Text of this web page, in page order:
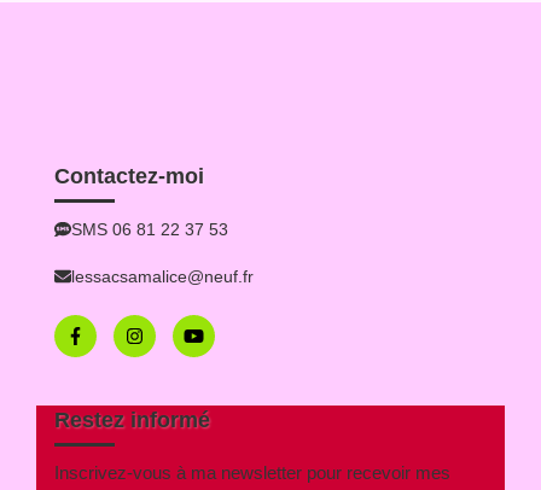
Contactez-moi
SMS 06 81 22 37 53
lessacsamalice@neuf.fr
Restez informé
Inscrivez-vous à ma newsletter pour recevoir mes